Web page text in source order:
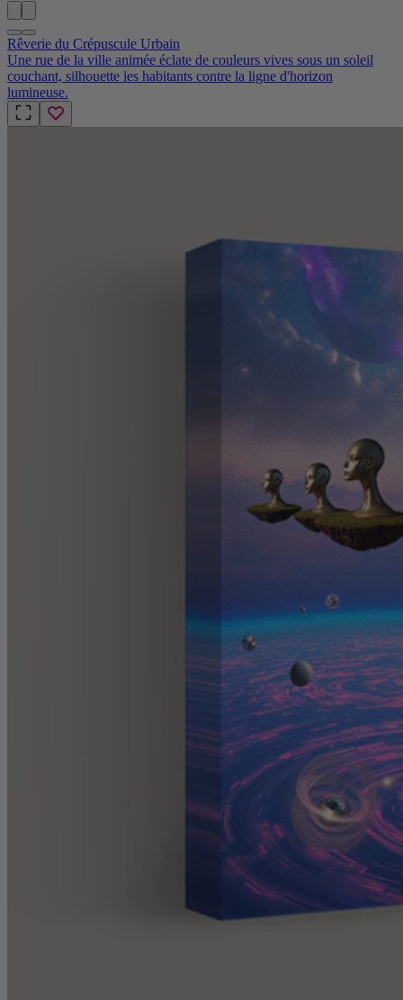
Rêverie du Crépuscule Urbain
Une rue de la ville animée éclate de couleurs vives sous un soleil
couchant, silhouette les habitants contre la ligne d'horizon
lumineuse.